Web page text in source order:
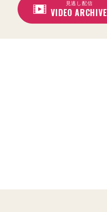
見逃し配信
VIDEO ARCHIVE